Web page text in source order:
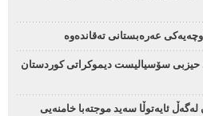
عەرەبستانی تەقاندەوە
حیزبی سۆسیالیست دیموکراتی کوردستان
ئایەتوڵا سەید موجتەبا خامنەیی